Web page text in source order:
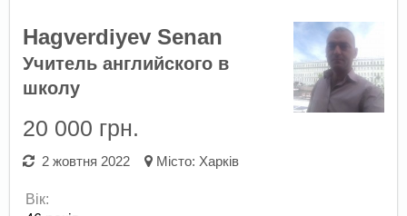
Hagverdiyev Senan
Учитель английского в
школу
20 000 грн.
2 жовтня 2022 Місто: Харків
Вік: